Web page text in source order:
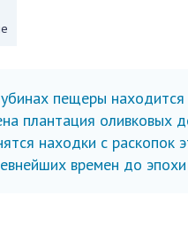
пещеры
плантация оливковых
находки с раскопок
времен до